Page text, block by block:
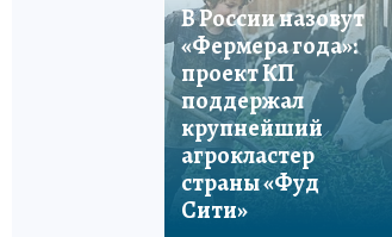
В России назовут
«Фермера года»:
проект КП
поддержал
крупнейший
агрокластер
страны «Фуд
Сити»